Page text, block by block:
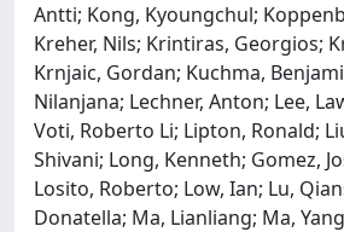
Antti; Kong, Kyoungchul;
Kreher, Nils; Krintiras, Georgios;
Krnjaic, Gordan; Kuchma,
Nilanjana; Lechner, Anton; Lee,
Voti, Roberto Li; Lipton, Ronald;
Shivani; Long, Kenneth; Gomez,
Losito, Roberto; Low, Ian; Lu,
Donatella; Ma, Lianliang; Ma,